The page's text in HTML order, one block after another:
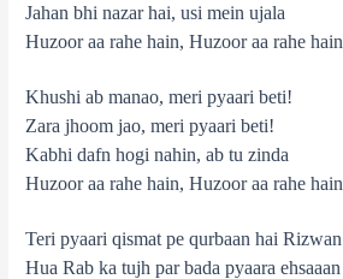
Jahan bhi nazar hai, usi mein ujala
Huzoor aa rahe hain, Huzoor aa rahe hain
Khushi ab manao, meri pyaari beti!
Zara jhoom jao, meri pyaari beti!
Kabhi dafn hogi nahin, ab tu zinda
Huzoor aa rahe hain, Huzoor aa rahe hain
Teri pyaari qismat pe qurbaan hai Rizwan
Hua Rab ka tujh par bada pyaara ehsaaan